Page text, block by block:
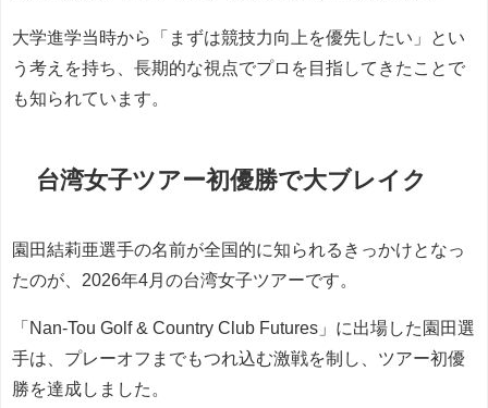
大学進学当時から「まずは競技力向上を優先したい」とい
う考えを持ち、長期的な視点でプロを目指してきたことで
も知られています。
台湾女子ツアー初優勝で大ブレイク
園田結莉亜選手の名前が全国的に知られるきっかけとなっ
たのが、2026年4月の台湾女子ツアーです。
「Nan-Tou Golf & Country Club Futures」に出場した園田選
手は、プレーオフまでもつれ込む激戦を制し、ツアー初優
勝を達成しました。